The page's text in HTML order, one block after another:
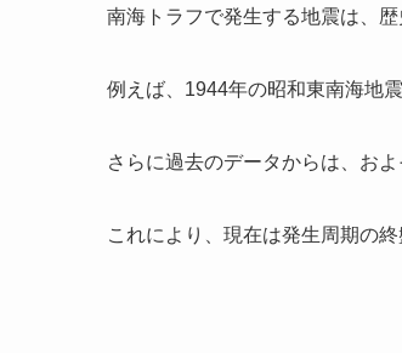
南海トラフで発生する地震は、
例えば、1944年の昭和東南海地
さらに過去のデータからは、お
これにより、現在は発生周期の